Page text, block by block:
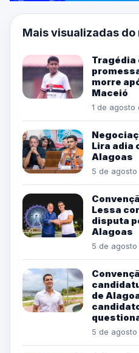
Mais visualizadas do
Tragédia
morre
Maceió
1 de agosto
Lira adia
Alagoas
5 de
Lessa
disputa
Alagoas
5 de
de
5 de